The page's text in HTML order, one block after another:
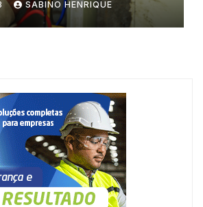
SABINO HENRIQUE